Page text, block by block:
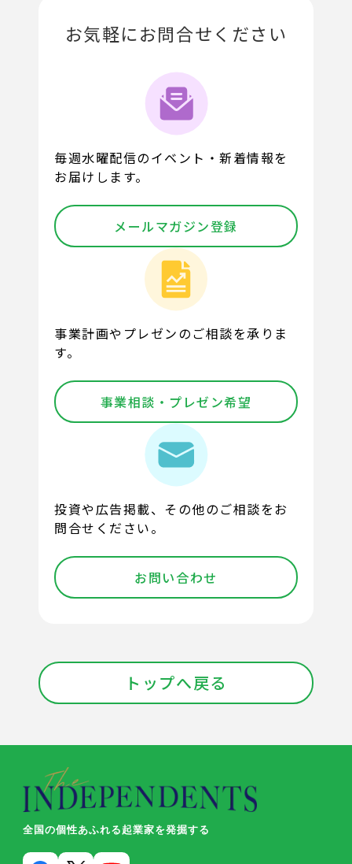
お気軽にお問合せください
毎週水曜配信のイベント・新着情報を
お届けします。
メールマガジン登録
事業計画やプレゼンのご相談を承りま
す。
事業相談・プレゼン希望
投資や広告掲載、その他のご相談をお
問合せください。
お問い合わせ
トップへ戻る
全国の個性あふれる起業家を発掘する